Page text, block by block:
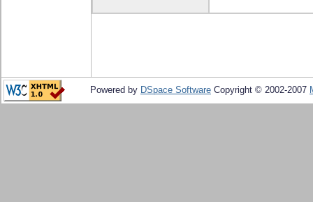
Powered by DSpace Software Copyright © 2002-2007